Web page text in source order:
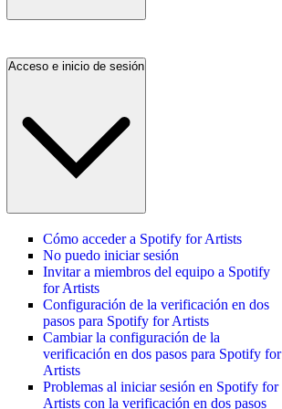
Acceso e inicio de sesión
Cómo acceder a Spotify for Artists
No puedo iniciar sesión
Invitar a miembros del equipo a Spotify
for Artists
Configuración de la verificación en dos
pasos para Spotify for Artists
Cambiar la configuración de la
verificación en dos pasos para Spotify for
Artists
Problemas al iniciar sesión en Spotify for
Artists con la verificación en dos pasos